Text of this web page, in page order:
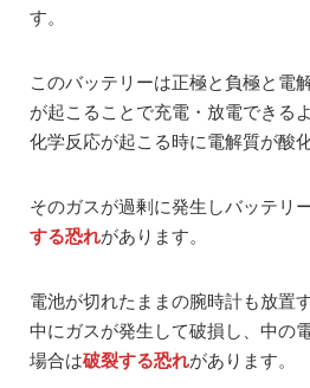
す。
このバッテリーは正極と負極と電
が起こることで充電・放電できる
化学反応が起こる時に電解質が酸
そのガスが過剰に発生しバッテリ
する恐れがあります。
電池が切れたままの腕時計も放置
中にガスが発生して破損し、中の
場合は破裂する恐れがあります。